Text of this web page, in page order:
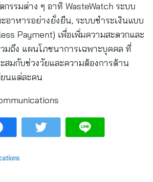
กรรมต่าง ๆ อาทิ WasteWatch ระบบ
อาหารอย่างยั่งยืน, ระบบชำระเงินแบบ
Payment) เพื่อเพิ่มความสะดวกและ
มถึง แผนโภชนาการเฉพาะบุคคล ที่
สมกับช่วงวัยและความต้องการด้าน
นแต่ละคน